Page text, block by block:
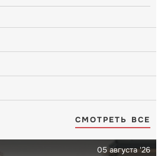
СМОТРЕТЬ ВСЕ
05 августа '26